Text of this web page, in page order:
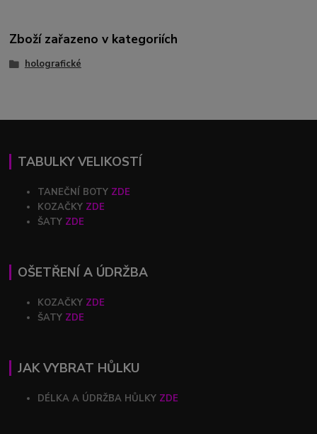
Zboží zařazeno v kategoriích
holografické
TABULKY VELIKOSTÍ
TANEČNÍ BOTY ZDE
KOZAČKY ZDE
ŠATY ZDE
OŠETŘENÍ A ÚDRŽBA
KOZAČKY ZDE
ŠATY ZDE
JAK VYBRAT HŮLKU
DÉLKA A ÚDRŽBA HŮLKY ZDE